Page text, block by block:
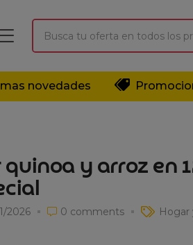
novedades
quinoa y arroz en
2026 0 comments Hogar